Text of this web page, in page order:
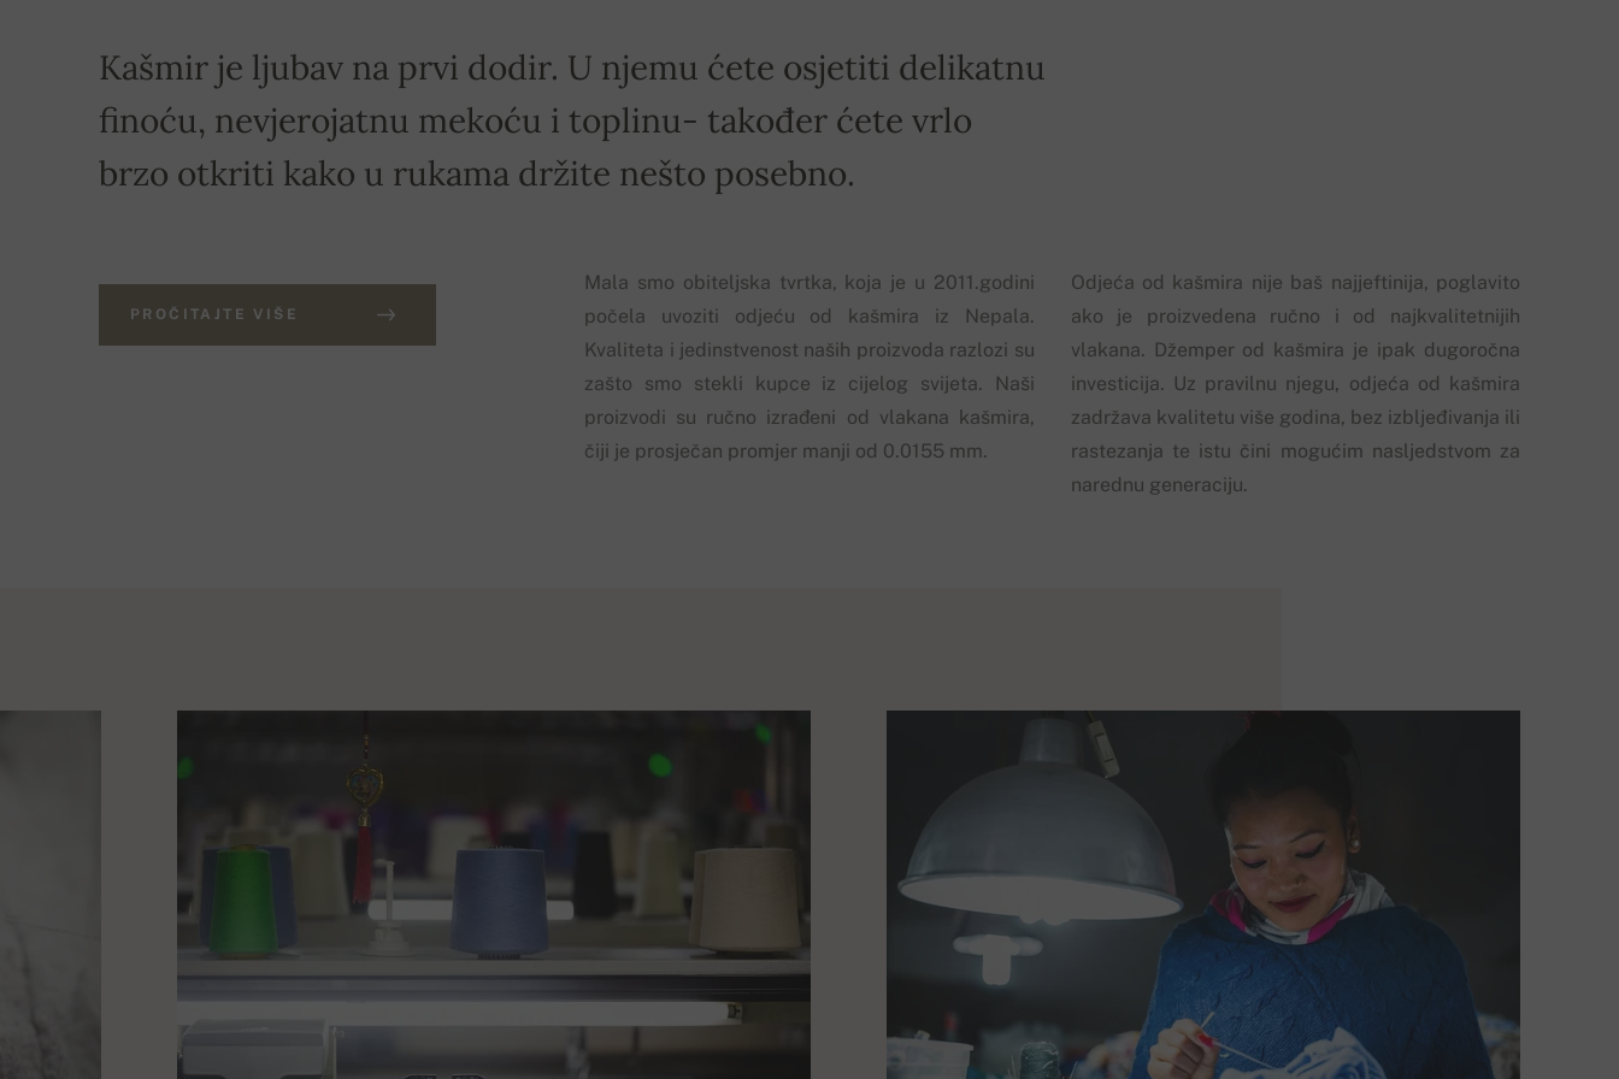
Kašmir je ljubav na prvi dodir. U njemu ćete osjetiti delikatnu
finoću, nevjerojatnu mekoću i toplinu- također ćete vrlo
brzo otkriti kako u rukama držite nešto posebno.
Mala smo obiteljska tvrtka, koja je u 2011.godini
počela uvoziti odjeću od kašmira iz Nepala.
Kvaliteta i jedinstvenost naših proizvoda razlozi su
zašto smo stekli kupce iz cijelog svijeta. Naši
proizvodi su ručno izrađeni od vlakana kašmira,
čiji je prosječan promjer manji od 0.0155 mm.
Odjeća od kašmira nije baš najjeftinija, poglavito
ako je proizvedena ručno i od najkvalitetnijih
vlakana. Džemper od kašmira je ipak dugoročna
investicija. Uz pravilnu njegu, odjeća od kašmira
zadržava kvalitetu više godina, bez izbljeđivanja ili
rastezanja te istu čini mogućim nasljedstvom za
narednu generaciju.
PROČITAJTE VIŠE